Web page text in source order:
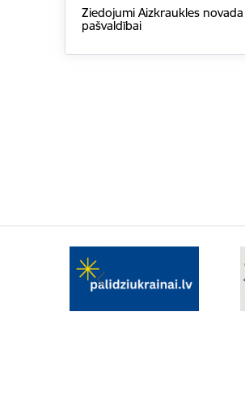
Ziedojumi Aizkraukles novada
pašvaldībai